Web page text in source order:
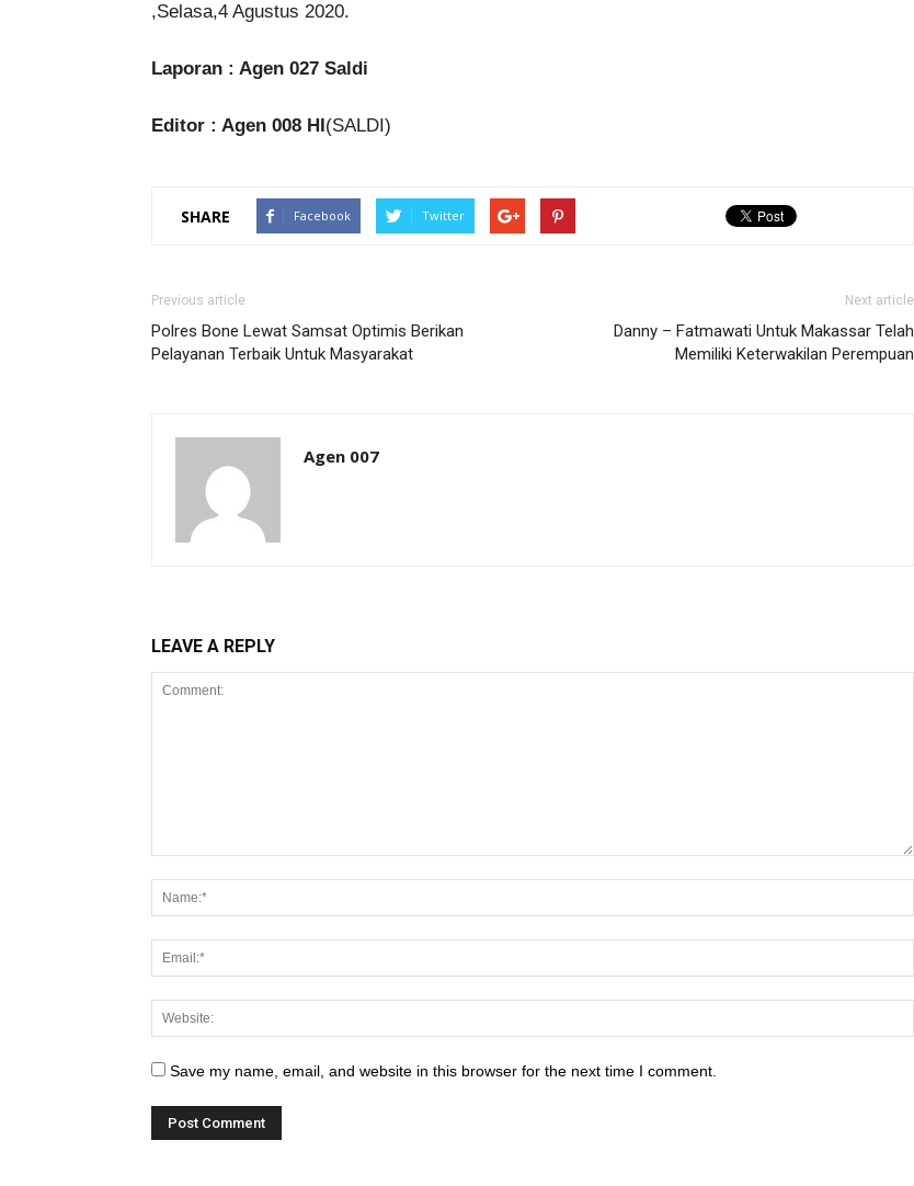
,Selasa,4 Agustus 2020.
Laporan : Agen 027 Saldi
Editor : Agen 008 HI(SALDI)
SHARE Facebook Twitter
Previous article
Polres Bone Lewat Samsat Optimis Berikan
Pelayanan Terbaik Untuk Masyarakat
Next article
Danny – Fatmawati Untuk Makassar Telah
Memiliki Keterwakilan Perempuan
Agen 007
LEAVE A REPLY
Save my name, email, and website in this browser for the next time I comment.